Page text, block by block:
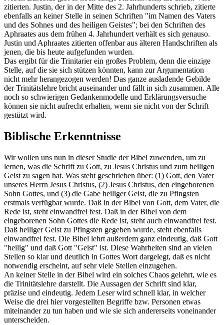
zitierten. Justin, der in der Mitte des 2. Jahrhunderts schrieb, zitierte
ebenfalls an keiner Stelle in seinen Schriften "im Namen des Vaters
und des Sohnes und des heiligen Geistes"; bei den Schriften des
Aphraates aus dem frühen 4. Jahrhundert verhält es sich genauso.
Justin und Aphraates zitierten offenbar aus älteren Handschriften als
jenen, die bis heute aufgefunden wurden.
Das ergibt für die Trinitarier ein großes Problem, denn die einzige
Stelle, auf die sie sich stützen könnten, kann zur Argumentation
nicht mehr herangezogen werden! Das ganze ausladende Gebilde
der Trinitätslehre bricht auseinander und fällt in sich zusammen. Alle
noch so schwierigen Gedankenmodelle und Erklärungsversuche
können sie nicht aufrecht erhalten, wenn sie nicht von der Schrift
gestützt wird.
Biblische Erkenntnisse
Wir wollen uns nun in dieser Studie der Bibel zuwenden, um zu
lernen, was die Schrift zu Gott, zu Jesus Christus und zum heiligen
Geist zu sagen hat. Was steht geschrieben über: (1) Gott, den Vater
unseres Herrn Jesus Christus, (2) Jesus Christus, den eingeborenen
Sohn Gottes, und (3) die Gabe heiliger Geist, die zu Pfingsten
erstmals verfügbar wurde. Daß in der Bibel von Gott, dem Vater, die
Rede ist, steht einwandfrei fest. Daß in der Bibel von dem
eingeborenen Sohn Gottes die Rede ist, steht auch einwandfrei fest.
Daß heiliger Geist zu Pfingsten gegeben wurde, steht ebenfalls
einwandfrei fest. Die Bibel lehrt außerdem ganz eindeutig, daß Gott
"heilig" und daß Gott "Geist" ist. Diese Wahrheiten sind an vielen
Stellen so klar und deutlich in Gottes Wort dargelegt, daß es nicht
notwendig erscheint, auf sehr viele Stellen einzugehen.
An keiner Stelle in der Bibel wird ein solches Chaos gelehrt, wie es
die Trinitätslehre darstellt. Die Aussagen der Schrift sind klar,
präzise und eindeutig. Jedem Leser wird schnell klar, in welcher
Weise die drei hier vorgestellten Begriffe bzw. Personen etwas
miteinander zu tun haben und wie sie sich andererseits voneinander
unterscheiden.